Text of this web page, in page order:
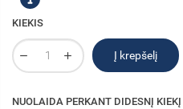
KIEKIS
Į krepšelį
NUOLAIDA PERKANT DIDESNĮ KIEKĮ